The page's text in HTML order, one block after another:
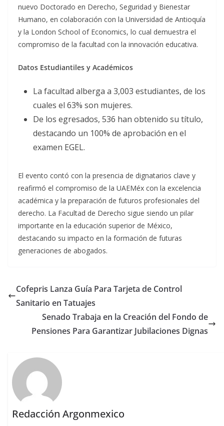
nuevo Doctorado en Derecho, Seguridad y Bienestar
Humano, en colaboración con la Universidad de Antioquía
y la London School of Economics, lo cual demuestra el
compromiso de la facultad con la innovación educativa.
Datos Estudiantiles y Académicos
La facultad alberga a 3,003 estudiantes, de los
cuales el 63% son mujeres.
De los egresados, 536 han obtenido su título,
destacando un 100% de aprobación en el
examen EGEL.
El evento contó con la presencia de dignatarios clave y
reafirmó el compromiso de la UAEMéx con la excelencia
académica y la preparación de futuros profesionales del
derecho. La Facultad de Derecho sigue siendo un pilar
importante en la educación superior de México,
destacando su impacto en la formación de futuras
generaciones de abogados.
Cofepris Lanza Guía Para Tarjeta de Control
Sanitario en Tatuajes
Senado Trabaja en la Creación del Fondo de
Pensiones Para Garantizar Jubilaciones Dignas
Redacción Argonmexico